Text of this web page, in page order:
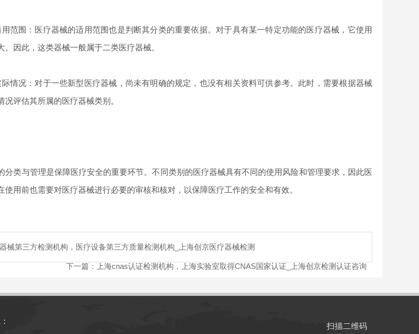
围：医疗器械的适用范围也是判断其分类的重要依据。对于具有某一特定功能的医疗器械，它使用
。因此，这类器械一般属于二类医疗器械。
况：对于一些新型医疗器械，尚未有明确的规定，也没有相关资料可供参考。此时，需要根据器械
况评估其所属的医疗器械类别。
类与管理是保障医疗安全的重要环节。不同类别的医疗器械具有不同的使用风险和管理要求，因此医
使用前也需要对医疗器械进行必要的审核和核对，以保障医疗工作的安全和有效。
械第三方检测机构，医疗设备第三方质量检测机构_上海创京医疗器械检测
下一篇： 上海cnas认证检测机构，上海实验室取得CNAS国家认证_上海创京检测认证咨询
扫描二维码